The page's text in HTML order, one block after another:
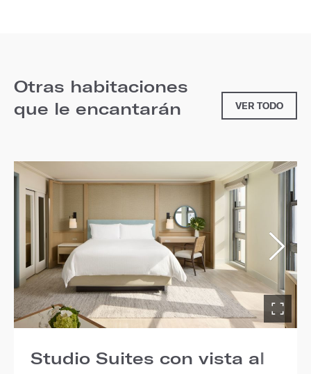
Otras habitaciones
que le encantarán
VER TODO
Studio Suites con vista al